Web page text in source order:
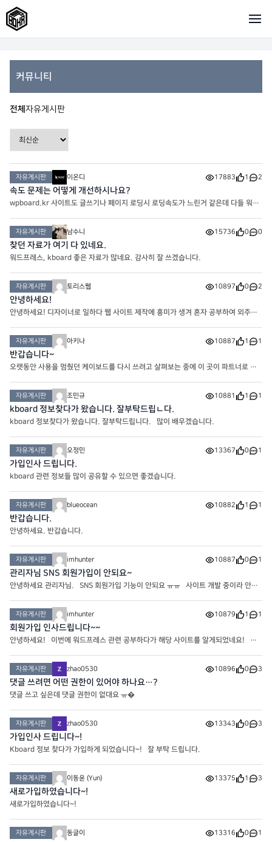
커뮤니티
전체 자유게시판
자유게시판 이온디 17883 1 2
속도 문제는 어떻게 개선하시나요?
wpboard.kr 사이트도 글쓰기나 페이지 로딩시 로딩속도가 느린거 같은데 다들 워프
자유게시판 남수니 15736 0 0
찾던 자료가 여기 다 있네요.
워드프레스, kboard 좋은 자료가 많네요. 감사히 잘 쓰겠습니다.
자유게시판 토리스웹 10897 0 2
안녕하세요!
안녕하세요! 디자이너로 일하다 웹 사이트 제작에 흥미가 생겨 혼자 공부하여 외주받
자유게시판 아키나 10887 1 1
반갑습니다~
오랫동안 사용을 멈췄던 케이보드를 다시 쓰려고 살펴보는 중에 이 곳이 파트너로 수
드립니다
자유게시판 조민규 10881 1 1
kboard 정보찾다가 왔습니다. 잘부탁드립ㄴ다.
kboard 정보찾다가 왔습니다. 잘부탁드립니다. 많이 배우겠습니다.
자유게시판 오정민 13367 0 1
가입인사 드립니다.
kboard 관련 정보들 많이 공유할 수 있으면 좋겠습니다.
자유게시판 blueocean 10882 1 1
반갑습니다.
안녕하세요. 반갑습니다.
자유게시판 imhunter 10887 0 1
관리자님 SNS 회원가입이 안되요~
안녕하세요 관리자님. SNS 회원가입 기능이 안되요 ㅠㅠ 사이트 개발 중이라 안뜬
자유게시판 imhunter 10879 1 1
회원가입 인사드립니다~~
안녕하세요! 이번에 워드프레스 관련 공부하다가 해당 사이트를 알게되었네요! 앞
자유게시판 zhao0530 10896 0 3
댓글 쓰려면 어떤 권한이 있어야 하나요…?
댓글 쓰고 싶은데 댓글 권한이 없대요 ㅠ�
자유게시판 zhao0530 13343 0 3
가입인사 드립니다~!
Kboard 정보 찾다가 가입하게 되었습니다~! 잘 부탁 드립니다.
자유게시판 이동윤 (Yun) 13375 1 3
새로가입하였습니다~!
새로가입하였습니다~!
자유게시판 동글이 13316 0 1